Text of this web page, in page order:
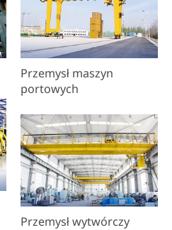
Przemysł maszyn
portowych
Przemysł wytwórczy